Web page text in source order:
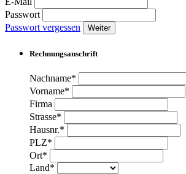
Passwort
Passwort vergessen
Weiter
Rechnungsanschrift
Nachname*
Vorname*
Firma
Strasse*
Hausnr.*
PLZ*
Ort*
Land*